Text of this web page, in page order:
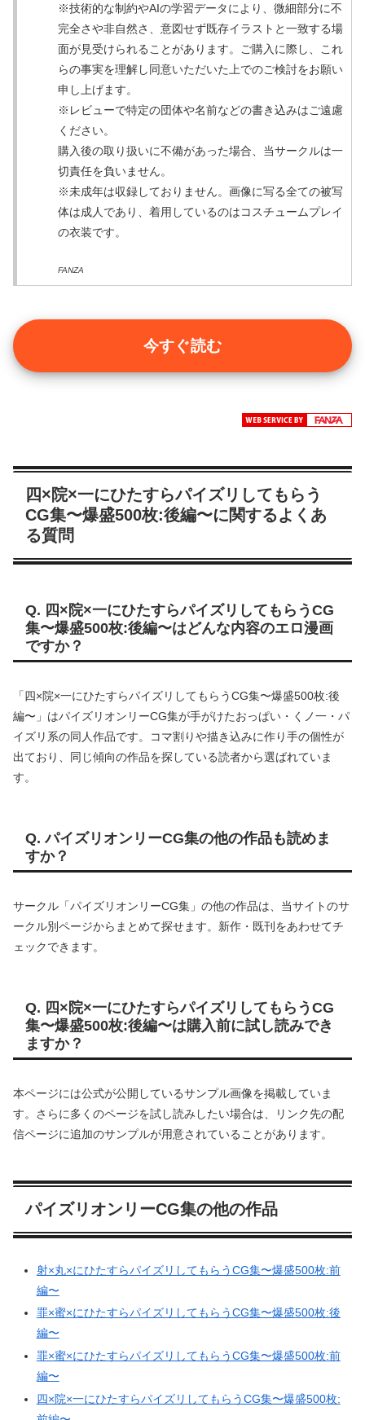
※技術的な制約やAIの学習データにより、微細部分に不
完全さや非自然さ、意図せず既存イラストと一致する場
面が見受けられることがあります。ご購入に際し、これ
らの事実を理解し同意いただいた上でのご検討をお願い
申し上げます。
※レビューで特定の団体や名前などの書き込みはご遠慮
ください。
購入後の取り扱いに不備があった場合、当サークルは一
切責任を負いません。
※未成年は収録しておりません。画像に写る全ての被写
体は成人であり、着用しているのはコスチュームプレイ
の衣装です。
FANZA
今すぐ読む
四×院×一にひたすらパイズリしてもらう
CG集〜爆盛500枚:後編〜に関するよくあ
る質問
Q. 四×院×一にひたすらパイズリしてもらうCG
集〜爆盛500枚:後編〜はどんな内容のエロ漫画
ですか？
「四×院×一にひたすらパイズリしてもらうCG集〜爆盛500枚:後
編〜」はパイズリオンリーCG集が手がけたおっぱい・くノ一・パ
イズリ系の同人作品です。コマ割りや描き込みに作り手の個性が
出ており、同じ傾向の作品を探している読者から選ばれていま
す。
Q. パイズリオンリーCG集の他の作品も読めま
すか？
サークル「パイズリオンリーCG集」の他の作品は、当サイトのサ
ークル別ページからまとめて探せます。新作・既刊をあわせてチ
ェックできます。
Q. 四×院×一にひたすらパイズリしてもらうCG
集〜爆盛500枚:後編〜は購入前に試し読みでき
ますか？
本ページには公式が公開しているサンプル画像を掲載していま
す。さらに多くのページを試し読みしたい場合は、リンク先の配
信ページに追加のサンプルが用意されていることがあります。
パイズリオンリーCG集の他の作品
射×丸×にひたすらパイズリしてもらうCG集〜爆盛500枚:前
編〜
罪×蜜×にひたすらパイズリしてもらうCG集〜爆盛500枚:後
編〜
罪×蜜×にひたすらパイズリしてもらうCG集〜爆盛500枚:前
編〜
四×院×一にひたすらパイズリしてもらうCG集〜爆盛500枚: